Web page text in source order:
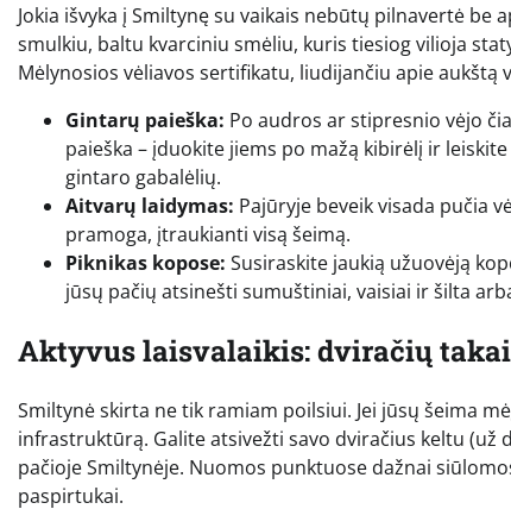
Jokia išvyka į Smiltynę su vaikais nebūtų pilnavertė
smulkiu, baltu kvarciniu smėliu, kuris tiesiog vilioja
Mėlynosios vėliavos sertifikatu, liudijančiu apie
Gintarų paieška: Po audros ar stipresnio vėjo
paieška – įduokite jiems po mažą kibirėlį ir
gintaro gabalėlių.
Aitvarų laidymas: Pajūryje beveik visada pučia
pramoga, įtraukianti visą šeimą.
Piknikas kopose: Susiraskite jaukią užuovėją
jūsų pačių atsinešti sumuštiniai, vaisiai ir šilta
Aktyvus laisvalaikis: dviračių
Smiltynė skirta ne tik ramiam poilsiui. Jei jūsų šeima
infrastruktūrą. Galite atsivežti savo dviračius keltu
pačioje Smiltynėje. Nuomos punktuose dažnai
paspirtukai.